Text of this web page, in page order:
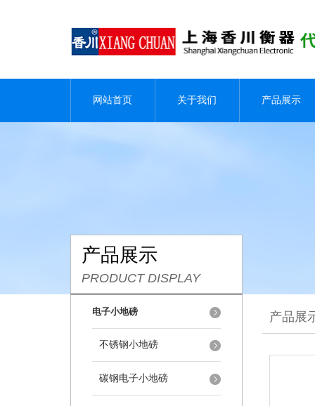
网站首页 关于我们 产品展示
产品展示
PRODUCT DISPLAY
电子小地磅
不锈钢小地磅
碳钢电子小地磅
产品展